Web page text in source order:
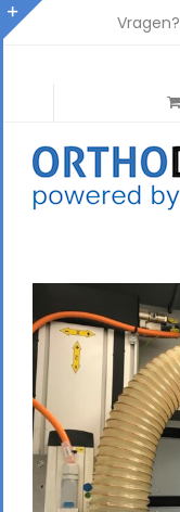
Ga
naar
Vragen?
Area